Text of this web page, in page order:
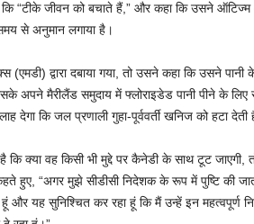
कि “टीके जीवन को बचाते हैं,” और कहा कि उसने
से अनुमान लगाया है।
द्वारा दबाया गया, तो उसने कहा कि उसने पानी
अपने मैरीलैंड समुदाय में फ्लोराइडेड पानी पीने के लिए
देगा कि जल प्रणाली गुहा-पूर्ववर्ती खनिज को हटा देती
है कि क्या वह किसी भी मुद्दे पर कैनेडी के साथ टूट
“अगर मुझे सीडीसी निदेशक के रूप में पुष्टि की जाती
और यह सुनिश्चित कर रहा हूं कि मैं उन्हें इन महत्वपूर्ण